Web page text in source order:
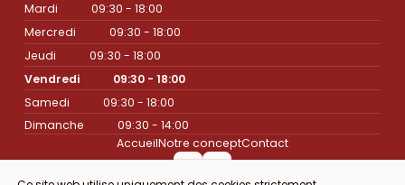
Mardi
09:30 - 18:00
Mercredi
09:30 - 18:00
Jeudi
09:30 - 18:00
Vendredi
09:30 - 18:00
Samedi
09:30 - 18:00
Dimanche
09:30 - 14:00
AccueilNotre conceptContact